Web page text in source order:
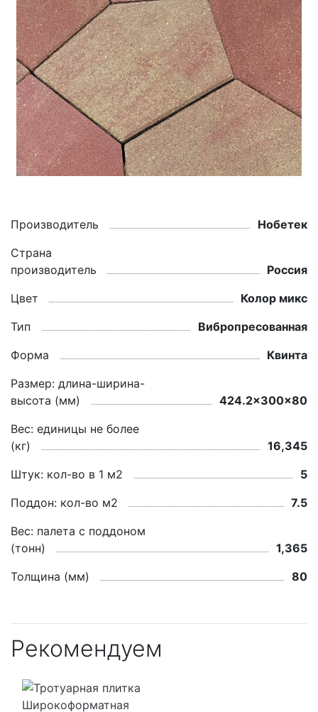
Производитель
Нобетек
Страна
производитель
Россия
Цвет
Колор микс
Тип
Вибропресованная
Форма
Квинта
Размер: длина-ширина-
высота (мм)
424.2x300x80
Вес: единицы не более
(кг)
16,345
Штук: кол-во в 1 м2
5
Поддон: кол-во м2
7.5
Вес: палета с поддоном
(тонн)
1,365
Толщина (мм)
80
Рекомендуем